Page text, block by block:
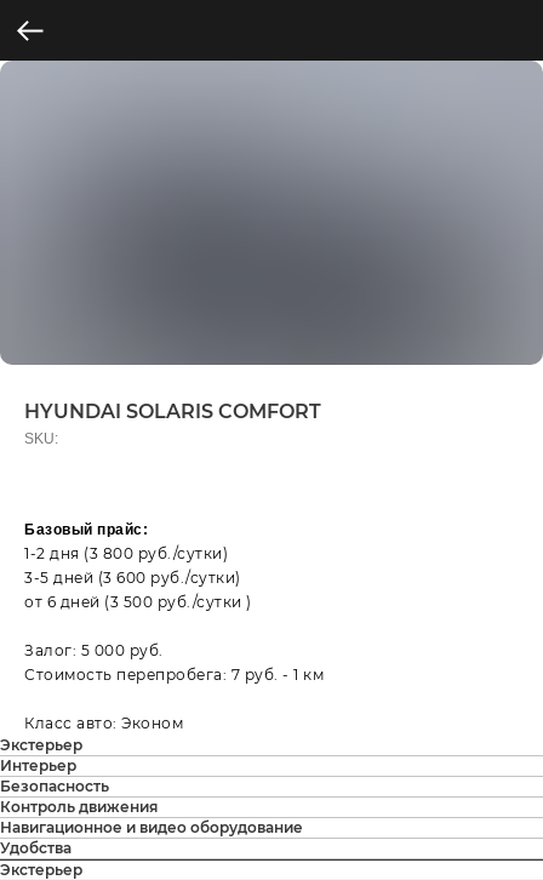
HYUNDAI SOLARIS COMFORT
SKU:
Базовый прайс:
1-2 дня (3 800 руб./сутки)
3-5 дней (3 600 руб./сутки)
от 6 дней (3 500 руб./сутки )
Залог: 5 000 руб.
Стоимость перепробега: 7 руб. - 1 км
Класс авто: Эконом
Экстерьер
Интерьер
Безопасность
Контроль движения
Навигационное и видео оборудование
Удобства
Экстерьер